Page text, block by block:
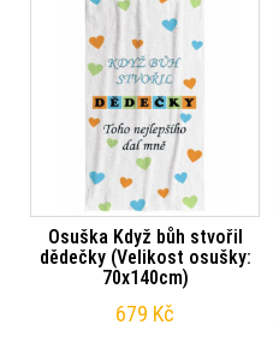
Osuška Když bůh stvořil
dědečky (Velikost osušky:
70x140cm)
679 Kč